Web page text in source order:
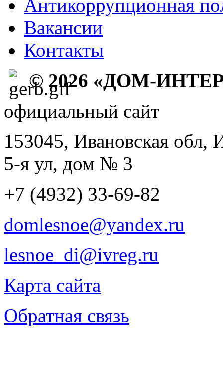
Антикоррупционная
Вакансии
Контакты
© 2026 «ДОМ-
официальный сайт
153045, Ивановская обл,
5-я ул, дом № 3
+7 (4932) 33-69-82
domlesnoe@yandex.ru
lesnoe_di@ivreg.ru
Карта сайта
Обратная связь